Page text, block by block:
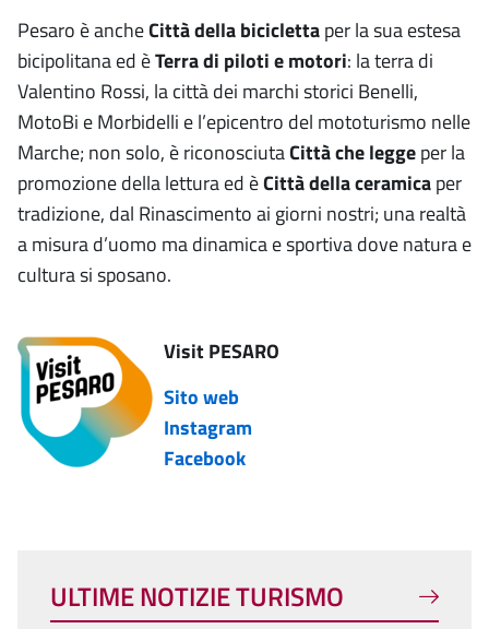
Pesaro è ancheCittà della biciclettaper la sua estesa
bicipolitana ed èTerra di piloti e motori: la terra di
Valentino Rossi, la città dei marchi storici Benelli,
MotoBi e Morbidelli e l’epicentro del mototurismo nelle
Marche; non solo, è riconosciutaCittà che leggeper la
promozione della lettura ed èCittà della ceramicaper
tradizione, dal Rinascimento ai giorni nostri; una realtà
a misura d’uomo ma dinamica e sportiva dove natura e
cultura si sposano.
Visit PESARO
Sito web
Instagram
Facebook
ULTIME NOTIZIE TURISMO